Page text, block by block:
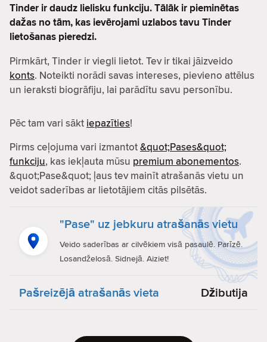
Tinder ir daudz lielisku funkciju. Tālāk ir pieminētas
dažas no tām, kas ievērojami uzlabos tavu Tinder
lietošanas pieredzi.
Pirmkārt, Tinder ir viegli lietot. Tev ir tikai jāizveido
konts. Noteikti norādi savas intereses, pievieno attēlus
un ieraksti biogrāfiju, lai parādītu savu personību.
Pēc tam vari sākt iepazīties!
Pirms ceļojuma vari izmantot&quot;Pases&quot;
funkciju, kas iekļauta mūsu premium abonementos.
&quot;Pase&quot; ļaus tev mainīt atrašanās vietu un
veidot saderības ar lietotājiem citās pilsētās.
"Pase" uz jebkuru atrašanās vietu
Veido saderības ar cilvēkiem visā pasaulē. Parīzē.
Losandželosā. Sidnejā. Aiziet!
Pašreizējā atrašanās vieta Džibutija